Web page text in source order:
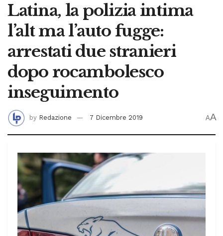
Latina, la polizia intima
l’alt ma l’auto fugge:
arrestati due stranieri
dopo rocambolesco
inseguimento
by Redazione 7 Dicembre 2019 AA